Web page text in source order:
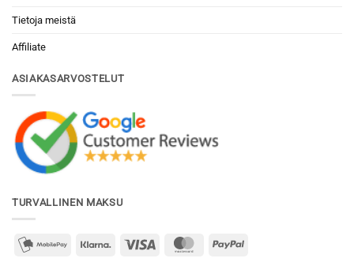
Tietoja meistä
Affiliate
ASIAKASARVOSTELUT
TURVALLINEN MAKSU
mobilepay2 Klarna Visa MasterCardPayPal